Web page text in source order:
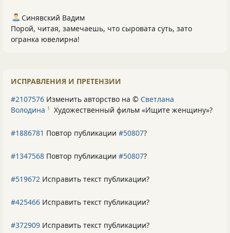
Синявский Вадим
Порой, читая, замечаешь, что сыровата суть, зато
огранка ювелирна!
ИСПРАВЛЕНИЯ И ПРЕТЕНЗИИ
#2107576 Изменить авторство на © Светлана
Володина 1 Художественный фильм «Ищите женщину»?
#1886781 Повтор публикации #50807?
#1347568 Повтор публикации #50807?
#519672 Исправить текст публикации?
#425466 Исправить текст публикации?
#372909 Исправить текст публикации?